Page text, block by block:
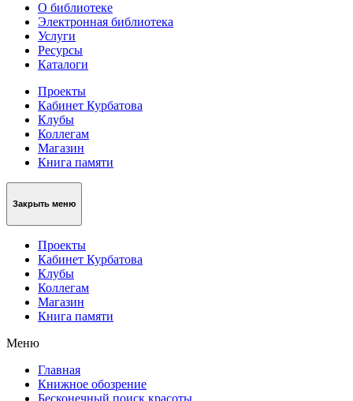
О библиотеке
Электронная библиотека
Услуги
Ресурсы
Каталоги
Проекты
Кабинет Курбатова
Клубы
Коллегам
Магазин
Книга памяти
Закрыть меню
Проекты
Кабинет Курбатова
Клубы
Коллегам
Магазин
Книга памяти
Меню
Главная
Книжное обозрение
Бесконечный поиск красоты